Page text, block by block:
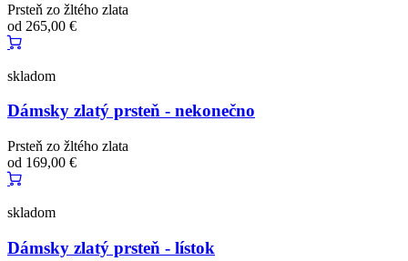
Prsteň zo žltého zlata
od 265,00 €
skladom
Dámsky zlatý prsteň - nekonečno
Prsteň zo žltého zlata
od 169,00 €
skladom
Dámsky zlatý prsteň - lístok